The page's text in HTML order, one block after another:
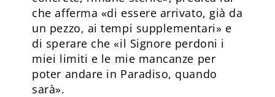
che afferma «di essere arrivato, già da
un pezzo, ai tempi supplementari» e
di sperare che «il Signore perdoni i
miei limiti e le mie mancanze per
poter andare in Paradiso, quando
sarà».